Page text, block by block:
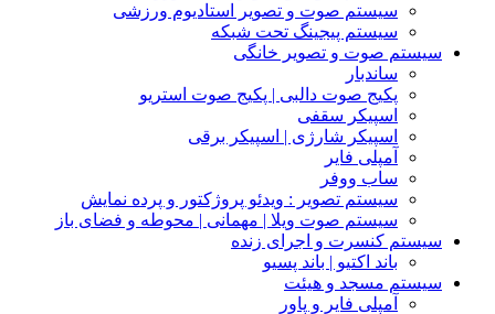
سیستم صوت و تصویر استادیوم ورزشی
سیستم پیجینگ تحت شبکه
سیستم صوت و تصویر خانگی
ساندبار
پکیج صوت دالبی | پکیج صوت استریو
اسپیکر سقفی
اسپیکر شارژی | اسپیکر برقی
آمپلی فایر
ساب ووفر
سیستم تصویر : ویدئو پروژکتور و پرده نمایش
سیستم صوت ویلا | مهمانی | محوطه و فضای باز
سیستم کنسرت و اجرای زنده
باند اکتیو | باند پسیو
سیستم مسجد و هیئت
آمپلی فایر و پاور